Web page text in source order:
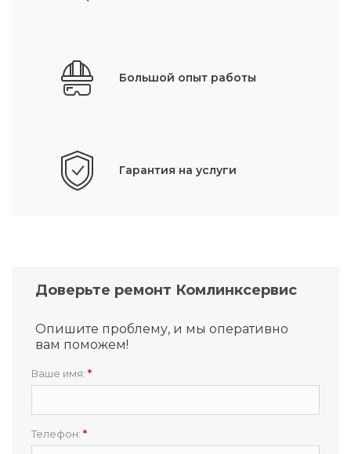
Большой опыт работы
Гарантия на услуги
Доверьте ремонт Комлинксервис
Опишите проблему, и мы оперативно
вам поможем!
Ваше имя: *
Телефон: *